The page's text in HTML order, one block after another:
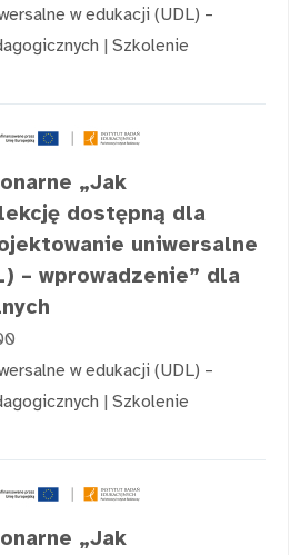
w edukacji (UDL) –
| Szkolenie
„Jak
dostępną dla
uniwersalne
– wprowadzenie” dla
w edukacji (UDL) –
| Szkolenie
„Jak